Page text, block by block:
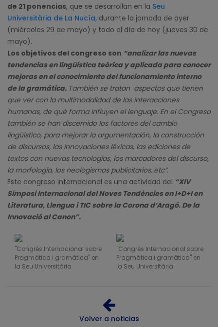
de 21 ponencias, que se desarrollan en la Seu
Universitària de La Nucía, durante la jornada de ayer
(miércoles 29 de mayo) y todo el día de hoy (jueves 30 de
mayo).
Los objetivos del congreso son “analizar las nuevas
tendencias en lingüística teórica y aplicada para conocer
mejoras en el conocimiento del funcionamiento interno
de la gramática. También se tratan aspectos que tienen
que ver con la multimodalidad de las interacciones
humanas, de qué forma influyen el lenguaje. En el Congreso
también se han discernido los factores del cambio
lingüístico, para mejorar la argumentación, la construcción
de discursos, las innovaciones léxicas, las ediciones de
textos con nuevas tecnologías, los marcadores del discurso,
la morfología, los neologismos publicitarios..etc”.
Este congreso internacional es una actividad del “XIV
Simposi Internacional del Noves Tendències en I+D+I en
Literatura, Llengua i TIC sobre la Corona d’Aragó. De la
Innovació al Canon”.
"Congrés Internacional sobre
Pragmàtica i gramàtica" en
la Seu Universitària
"Congrés Internacional sobre
Pragmàtica i gramàtica" en
la Seu Universitària
Volver a noticias